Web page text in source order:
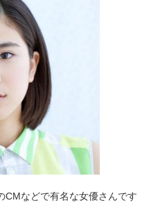
CMなどで有名な女優さんです